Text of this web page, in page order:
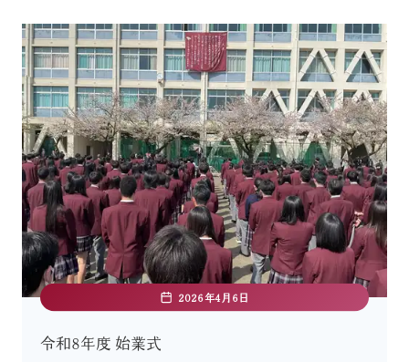
2026年4月6日
令和8年度 始業式